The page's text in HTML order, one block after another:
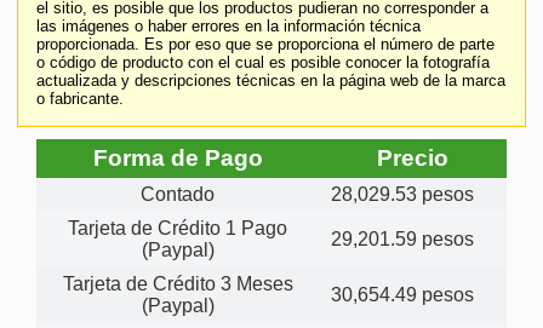
el sitio, es posible que los productos pudieran no corresponder a
las imágenes o haber errores en la información técnica
proporcionada. Es por eso que se proporciona el número de parte
o código de producto con el cual es posible conocer la fotografía
actualizada y descripciones técnicas en la página web de la marca
o fabricante.
Forma de Pago Precio
Contado
28,029.53 pesos
Tarjeta de Crédito 1 Pago
(Paypal)
29,201.59 pesos
Tarjeta de Crédito 3 Meses
(Paypal)
30,654.49 pesos